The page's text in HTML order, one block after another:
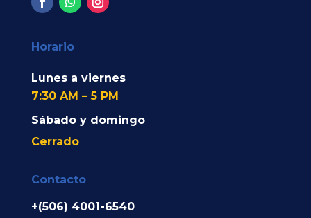
Horario
Lunes a viernes
7:30 AM – 5 PM
Sábado y domingo
Cerrado
Contacto
+(506) 4001-6540